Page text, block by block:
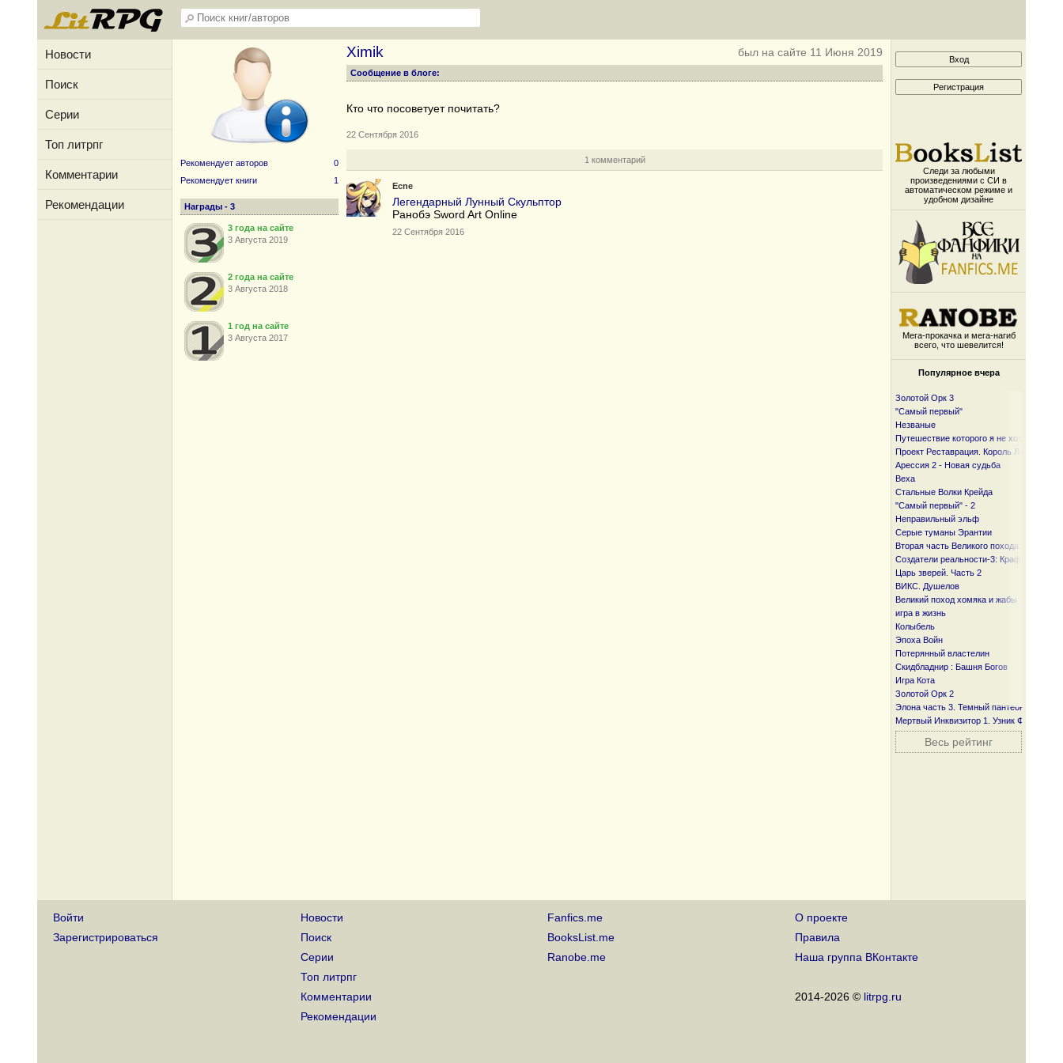
Новости
Поиск
Серии
Топ литрпг
Комментарии
Рекомендации
Рекомендует авторов
0
Рекомендует книги
1
Награды - 3
3 года на сайте
3 Августа 2019
2 года на сайте
3 Августа 2018
1 год на сайте
3 Августа 2017
Ximik был на сайте 11 Июня 2019
Сообщение в блоге:
Кто что посоветует почитать?
22 Сентября 2016
1 комментарий
Ecne
Легендарный Лунный Скульптор
Ранобэ Sword Art Online
22 Сентября 2016
Следи за любыми
произведениями с СИ в
автоматическом режиме и
удобном дизайне
Мега-прокачка и мега-нагиб
всего, что шевелится!
Популярное вчера
Золотой Орк 3
"Самый первый"
Незваные
Путешествие которого я не хотел
Проект Реставрация. Король Лесов.
Арессия 2 - Новая судьба
Веха
Стальные Волки Крейда
"Самый первый" - 2
Неправильный эльф
Серые туманы Эрантии
Вторая часть Великого похода. От
Создатели реальности-3: Крафтер
Царь зверей. Часть 2
ВИКС. Душелов
Великий поход хомяка и жабы
игра в жизнь
Колыбель
Эпоха Войн
Потерянный властелин
Скидбладнир : Башня Богов
Игра Кота
Золотой Орк 2
Элона часть 3. Темный пантеон
Мертвый Инквизитор 1. Узник Фанмира
Весь рейтинг
Войти
Зарегистрироваться
Новости
Поиск
Серии
Топ литрпг
Комментарии
Рекомендации
Fanfics.me
BooksList.me
Ranobe.me
О проекте
Правила
Наша группа ВКонтакте
2014-2026 © litrpg.ru